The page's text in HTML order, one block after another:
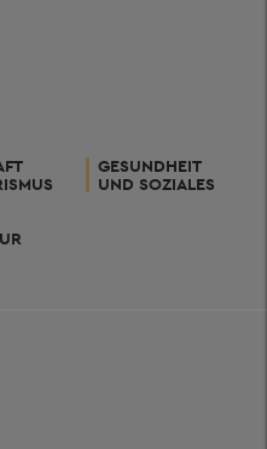
GESUNDHEIT
UND SOZIALES